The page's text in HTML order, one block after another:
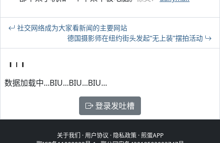
社交网络成为大家看新闻的主要网站
德国摄影师在纽约街头发起“无上装”摆拍活动
数据加载中...BIU...BIU...BIU...
登录发吐槽
关于我们 ·用户协议 · 隐私政策·煎蛋APP